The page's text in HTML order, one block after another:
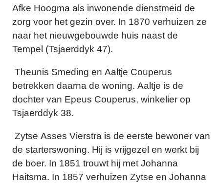
Afke Hoogma als inwonende dienstmeid de
zorg voor het gezin over. In 1870 verhuizen ze
naar het nieuwgebouwde huis naast de
Tempel (Tsjaerddyk 47).
Theunis Smeding en Aaltje Couperus
betrekken daarna de woning. Aaltje is de
dochter van Epeus Couperus, winkelier op
Tsjaerddyk 38.
Zytse Asses Vierstra is de eerste bewoner van
de starterswoning. Hij is vrijgezel en werkt bij
de boer. In 1851 trouwt hij met Johanna
Haitsma. In 1857 verhuizen Zytse en Johanna